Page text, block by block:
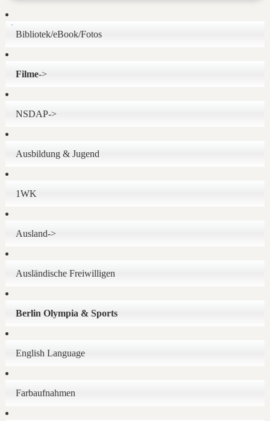
Bibliotek/eBook/Fotos
Filme->
NSDAP->
Ausbildung & Jugend
1WK
Ausland->
Ausländische Freiwilligen
Berlin Olympia & Sports
English Language
Farbaufnahmen